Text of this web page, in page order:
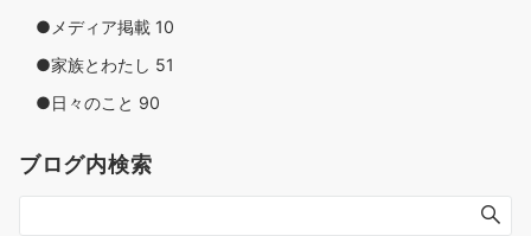
●メディア掲載 10
●家族とわたし 51
●日々のこと 90
ブログ内検索